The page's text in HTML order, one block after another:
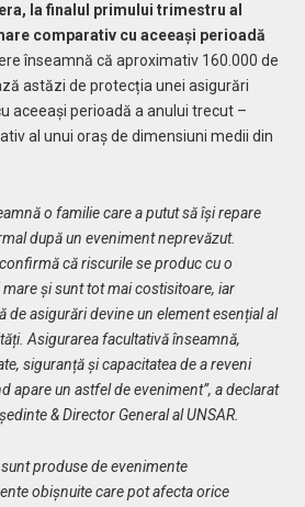
la finalul primului trimestru al
comparativ cu aceeași perioadă
înseamnă că aproximativ 160.000 de
astăzi de protecția unei asigurări
aceeași perioadă a anului trecut –
al unui oraș de dimensiuni medii din
o familie care a putut să își repare
după un eveniment neprevăzut.
că riscurile se produc cu o
și sunt tot mai costisitoare, iar
asigurări devine un element esențial al
Asigurarea facultativă înseamnă,
siguranță și capacitatea de a reveni
apare un astfel de eveniment”, a declarat
& Director General al UNSAR.
produse de evenimente
obișnuite care pot afecta orice